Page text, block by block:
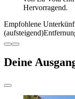
Hervorragend.
Empfohlene
(aufsteigend)
Deine